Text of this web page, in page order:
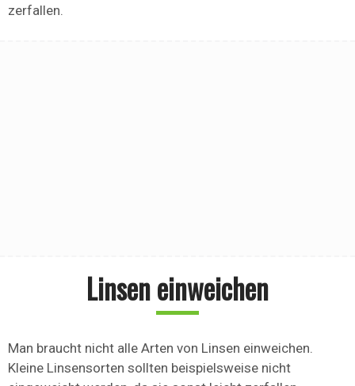
zerfallen.
Linsen einweichen
Man braucht nicht alle Arten von Linsen einweichen.
Kleine Linsensorten sollten beispielsweise nicht